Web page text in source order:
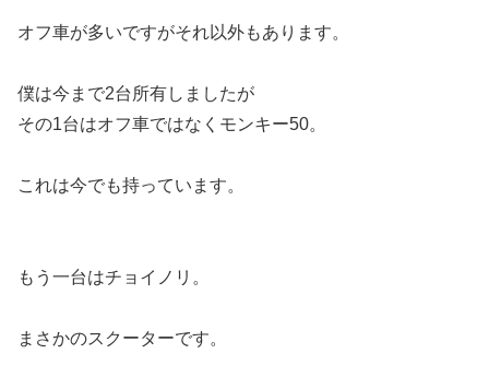
オフ車が多いですがそれ以外もあります。
僕は今まで2台所有しましたが
その1台はオフ車ではなくモンキー50。
これは今でも持っています。
もう一台はチョイノリ。
まさかのスクーターです。